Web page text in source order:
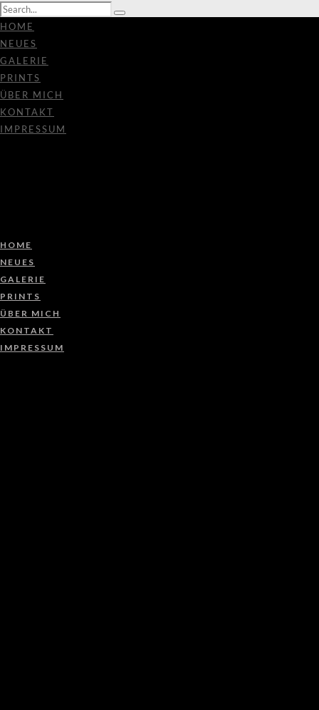
HOME
NEUES
GALERIE
PRINTS
ÜBER MICH
KONTAKT
IMPRESSUM
HOME
NEUES
GALERIE
PRINTS
ÜBER MICH
KONTAKT
IMPRESSUM